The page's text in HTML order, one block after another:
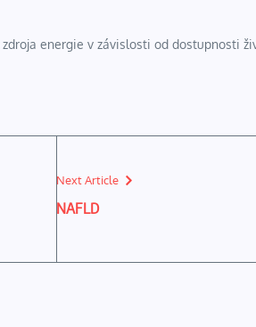
energie v závislosti od dostupnosti
Next Article
NAFLD